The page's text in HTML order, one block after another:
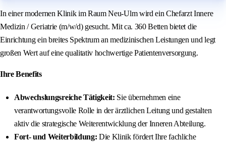
In einer modernen Klinik im Raum Neu-Ulm wird ein Chefarzt Innere
Medizin / Geriatrie (m/w/d) gesucht. Mit ca. 360 Betten bietet die
Einrichtung ein breites Spektrum an medizinischen Leistungen und legt
großen Wert auf eine qualitativ hochwertige Patientenversorgung.
Ihre Benefits
Abwechslungsreiche Tätigkeit: Sie übernehmen eine
verantwortungsvolle Rolle in der ärztlichen Leitung und gestalten
aktiv die strategische Weiterentwicklung der Inneren Abteilung.
Fort- und Weiterbildung: Die Klinik fördert Ihre fachliche